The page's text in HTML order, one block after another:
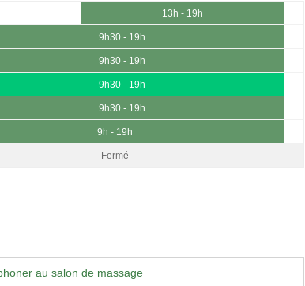
13h - 19h
9h30 - 19h
9h30 - 19h
9h30 - 19h
9h30 - 19h
9h - 19h
Fermé
au salon de massage